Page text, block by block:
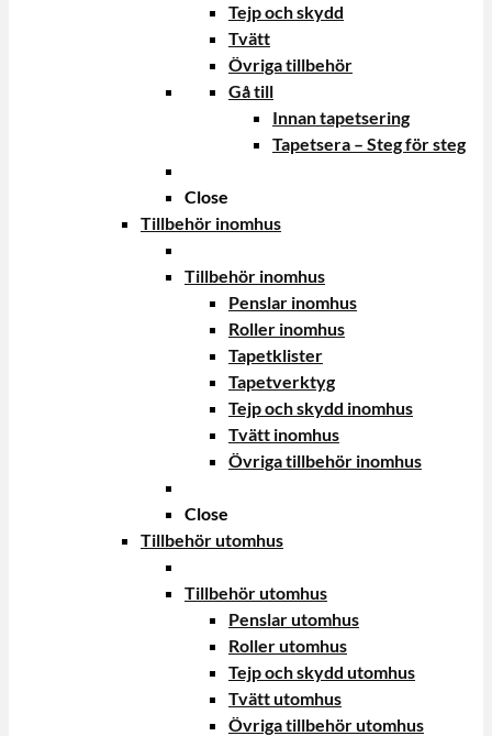
Tejp och skydd
Tvätt
Övriga tillbehör
Gå till
Innan tapetsering
Tapetsera – Steg för steg
Close
Tillbehör inomhus
Tillbehör inomhus
Penslar inomhus
Roller inomhus
Tapetklister
Tapetverktyg
Tejp och skydd inomhus
Tvätt inomhus
Övriga tillbehör inomhus
Close
Tillbehör utomhus
Tillbehör utomhus
Penslar utomhus
Roller utomhus
Tejp och skydd utomhus
Tvätt utomhus
Övriga tillbehör utomhus